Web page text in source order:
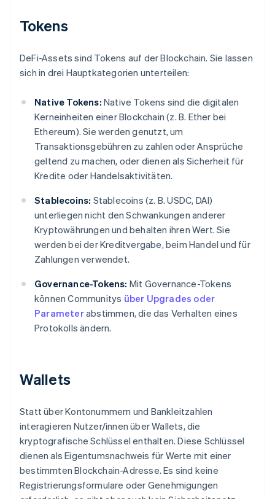
Tokens
DeFi-Assets sind Tokens auf der Blockchain. Sie lassen
sich in drei Hauptkategorien unterteilen:
Native Tokens: Native Tokens sind die digitalen
Kerneinheiten einer Blockchain (z. B. Ether bei
Ethereum). Sie werden genutzt, um
Transaktionsgebühren zu zahlen oder Ansprüche
geltend zu machen, oder dienen als Sicherheit für
Kredite oder Handelsaktivitäten.
Stablecoins: Stablecoins (z. B. USDC, DAI)
unterliegen nicht den Schwankungen anderer
Kryptowährungen und behalten ihren Wert. Sie
werden bei der Kreditvergabe, beim Handel und für
Zahlungen verwendet.
Governance-Tokens: Mit Governance-Tokens
können Communitys über Upgrades oder
Parameterabstimmen, die das Verhalten eines
Protokolls ändern.
Wallets
Statt über Kontonummern und Bankleitzahlen
interagieren Nutzer/innen über Wallets, die
kryptografische Schlüssel enthalten. Diese Schlüssel
dienen als Eigentumsnachweis für Werte mit einer
bestimmten Blockchain-Adresse. Es sind keine
Registrierungsformulare oder Genehmigungen